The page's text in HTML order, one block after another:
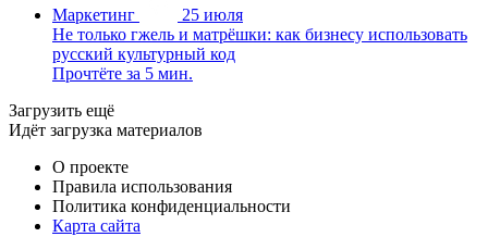
Маркетинг
25 июля
Не только гжель и матрёшки: как бизнесу использовать
русский культурный код
Прочтёте за 5 мин.
Загрузить ещё
Идёт загрузка материалов
О проекте
Правила использования
Политика конфиденциальности
Карта сайта